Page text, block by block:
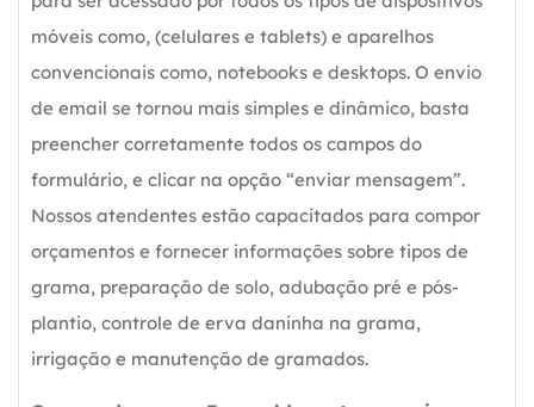
móveis como, (celulares e tablets) e aparelhos
convencionais como, notebooks e desktops. O envio
de email se tornou mais simples e dinâmico, basta
preencher corretamente todos os campos do
formulário, e clicar na opção “enviar mensagem”.
Nossos atendentes estão capacitados para compor
orçamentos e fornecer informações sobre tipos de
grama, preparação de solo, adubação pré e pós-
plantio, controle de erva daninha na grama,
irrigação e manutenção de gramados.